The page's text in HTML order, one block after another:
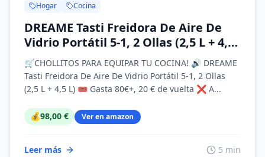
Hogar Cocina
DREAME Tasti Freidora De Aire De
Vidrio Portátil 5-1, 2 Ollas (2,5 L + 4,5
L), Cristal Borosilicato 6 mm, Aire
Caliente 3D, Apta Lavavajillas, Vista
Panorámica 360°, Desmontable
🛒CHOLLITOS PARA EQUIPAR TU COCINA! 🔊 DREAME
Tasti Freidora De Aire De Vidrio Portátil 5-1, 2 Ollas
(2,5 L + 4,5 L) 🎟 Gasta 80€+, 20 € de vuelta ❌ A...
💰98,00 € Ver en amazon
Leer más 5 min